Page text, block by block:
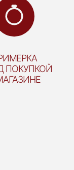
ПОКУПКОЙ